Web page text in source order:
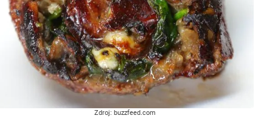
Zdroj: buzzfeed.com